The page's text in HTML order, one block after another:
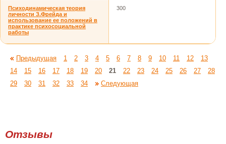
Психодинамическая теория
личности З.Фрейда и
использование ее положений в
практике психосоциальной
работы
300
Предыдущая 1 2 3 4 5 6 7 8 9 10 11 12
13
14
15 16 17 18 19 20 21 22 23 24 25 26 27
28
29
30 31 32 33 34 Следующая
Отзывы